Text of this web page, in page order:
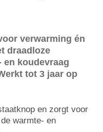
verwarming én
draadloze
en koudevraag
tot 3 jaar op
en zorgt voor
warmte- en